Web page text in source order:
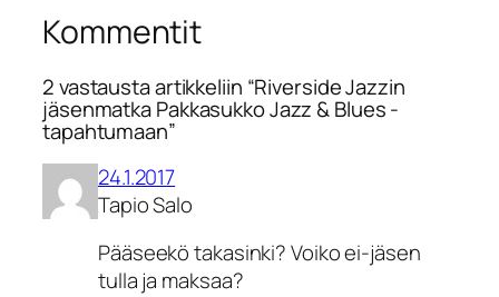
Kommentit
2 vastausta artikkeliin “Riverside Jazzin
jäsenmatka Pakkasukko Jazz & Blues -
tapahtumaan”
24.1.2017
Tapio Salo
Pääseekö takasinki? Voiko ei-jäsen
tulla ja maksaa?